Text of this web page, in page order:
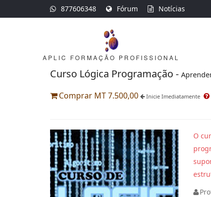
877606348 Fórum Notícias
APLIC FORMAÇÃO PROFISSIONAL
Curso Lógica Programação -
Comprar MT 7.500,00 Inicie Imediatamente
O